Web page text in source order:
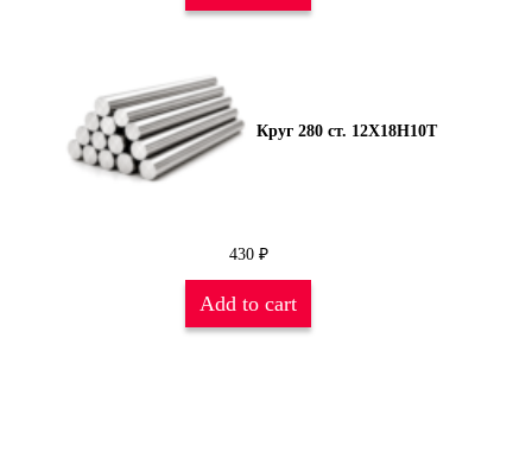
Круг 280 ст. 12Х18Н10Т
430 ₽
Add to cart